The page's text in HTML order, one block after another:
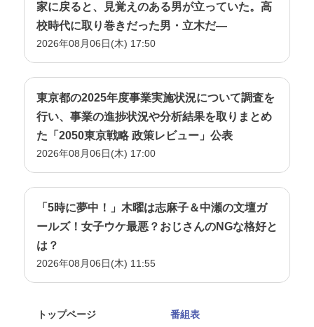
家に戻ると、見覚えのある男が立っていた。高
校時代に取り巻きだった男・立木だ―
2026年08月06日(木) 17:50
東京都の2025年度事業実施状況について調査を
行い、事業の進捗状況や分析結果を取りまとめ
た「2050東京戦略 政策レビュー」公表
2026年08月06日(木) 17:00
「5時に夢中！」木曜は志麻子＆中瀬の文壇ガ
ールズ！女子ウケ最悪？おじさんのNGな格好と
は？
2026年08月06日(木) 11:55
トップページ 番組表